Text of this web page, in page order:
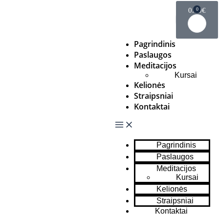
0.00€
0
Pagrindinis
Paslaugos
Meditacijos
Kursai
Kelionės
Straipsniai
Kontaktai
Pagrindinis
Paslaugos
Meditacijos
Kursai
Kelionės
Straipsniai
Kontaktai